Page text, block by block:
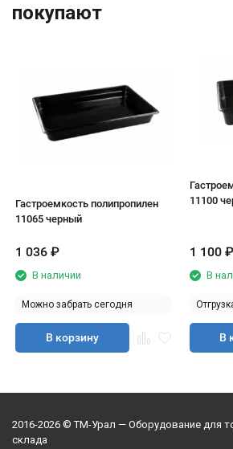
покупают
Гастроемкость полипропилен
11065 черный
1 036 ₽
В наличии
Можно забрать сегодня
В корзину
11100
1 100 ₽
В
В
2016-2026 © ТМ-Урал — Оборудование для
склада